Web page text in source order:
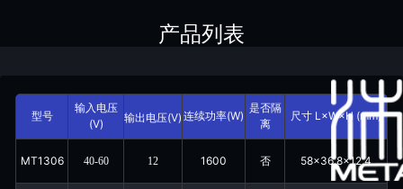
产品列表
型号
输入电压
(V)
输出电压(V) 连续功率(W)
是否隔
离
尺寸 L×W×H (mm)
MT1306 40-60 12 1600 否 58x36.8x12.4